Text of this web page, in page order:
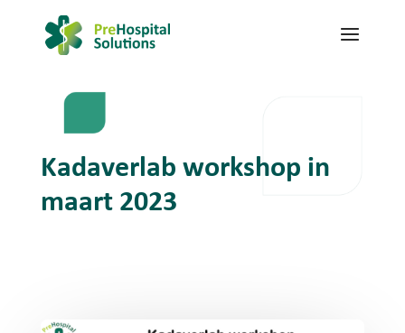
Kadaverlab workshop in
maart 2023